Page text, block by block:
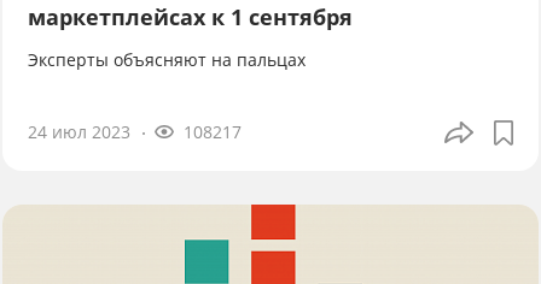
маркетплейсах к 1 сентября
Эксперты объясняют на пальцах
24 июл 2023 108217